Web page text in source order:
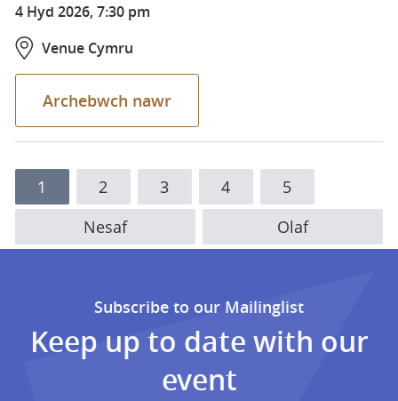
4 Hyd 2026, 7:30 pm
Venue Cymru
Archebwch nawr
Pagination
Current
page
1 Tudalen
2 Tudalen
3 Tudalen
4 Tudalen
5
Next
page
Nesaf
Last
page
Olaf
Subscribe to our Mailinglist
Keep up to date with our
event